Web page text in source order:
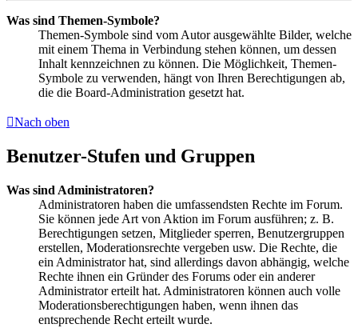
Was sind Themen-Symbole?
Themen-Symbole sind vom Autor ausgewählte Bilder, welche
mit einem Thema in Verbindung stehen können, um dessen
Inhalt kennzeichnen zu können. Die Möglichkeit, Themen-
Symbole zu verwenden, hängt von Ihren Berechtigungen ab,
die die Board-Administration gesetzt hat.
Nach oben
Benutzer-Stufen und Gruppen
Was sind Administratoren?
Administratoren haben die umfassendsten Rechte im Forum.
Sie können jede Art von Aktion im Forum ausführen; z. B.
Berechtigungen setzen, Mitglieder sperren, Benutzergruppen
erstellen, Moderationsrechte vergeben usw. Die Rechte, die
ein Administrator hat, sind allerdings davon abhängig, welche
Rechte ihnen ein Gründer des Forums oder ein anderer
Administrator erteilt hat. Administratoren können auch volle
Moderationsberechtigungen haben, wenn ihnen das
entsprechende Recht erteilt wurde.